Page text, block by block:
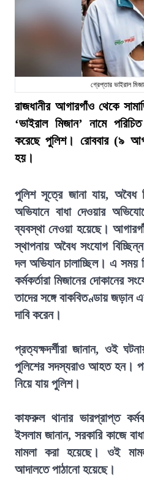
গ্রেপ্তার ভাইরাল
রাজধানীর আগারগাঁও থেকে
‘ভাইরাল মিজান’ নামে
করেছে পুলিশ। রোববার (৯
হয়।
পুলিশ সূত্রে জানা যায়, অবৈধ
অভিযানে বাধা দেওয়ার
ব্যবস্থা নেওয়া হয়েছে।
স্থাপনায় অবৈধ সংযোগ
দল অভিযান চালাচ্ছিল। এ সময়
কর্মকর্তারা মিজানের দোকানের
তাদের সঙ্গে বাকবিতণ্ডায় জড়ান
দাবি করেন।
প্রত্যক্ষদর্শীরা জানান, ওই
পুলিশের সদস্যরাও আহত হন।
নিয়ে যায় পুলিশ।
কাফরুল থানার ভারপ্রাপ্ত
ইসলাম জানান, সরকারি কাজে
মামলা করা হয়েছে। ওই
আদালতে পাঠানো হয়েছে।